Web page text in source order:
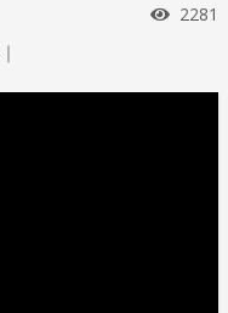
瀏覽
2281
｜